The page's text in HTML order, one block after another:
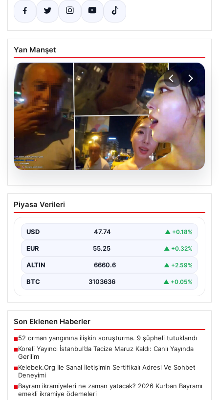
Yan Manşet
08.08.2026
Koreli Yayıncı İstanbul’da Tacize Maruz
Kaldı: Canlı Yayında Gerilim
Taksim’de, Güney Koreli tanınmış bir Kick yayıncısı,…
Piyasa Verileri
USD 47.74 ▲ +0.18%
EUR 55.25 ▲ +0.32%
ALTIN 6660.6 ▲ +2.59%
BTC 3103636 ▲ +0.05%
Son Eklenen Haberler
■52 orman yangınına ilişkin soruşturma. 9 şüpheli tutuklandı
■Koreli Yayıncı İstanbul’da Tacize Maruz Kaldı: Canlı Yayında
Gerilim
■Kelebek.Org İle Sanal İletişimin Sertifikalı Adresi Ve Sohbet
Deneyimi
■Bayram ikramiyeleri ne zaman yatacak? 2026 Kurban Bayramı
emekli ikramiye ödemeleri